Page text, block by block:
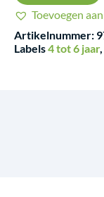
sen?
Toevoegen
Artikelnummer:
Labels4 tot 6 jaar,